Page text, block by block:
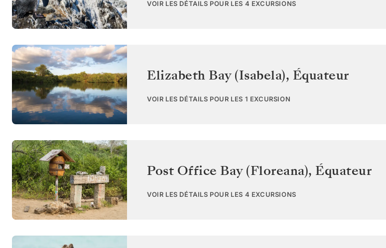
VOIR LES DÉTAILS POUR LES 4 EXCURSIONS
Elizabeth Bay (Isabela), Équateur
VOIR LES DÉTAILS POUR LES 1 EXCURSION
Post Office Bay (Floreana), Équateur
VOIR LES DÉTAILS POUR LES 4 EXCURSIONS